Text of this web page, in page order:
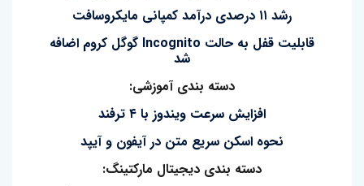
رشد ۱۱ درصدی درآمد کمپانی مایکروسافت
قابلیت قفل به حالت Incognito گوگل کروم اضافه
شد
دسته بندی آموزشی:
افزایش سرعت ویندوز با ۴ ترفند
نحوه اسکن سریع متن در آیفون و آیپد
دسته بندی دیجیتال مارکتینگ: